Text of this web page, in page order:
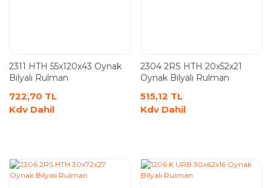
2311 HTH 55x120x43 Oynak
Bilyalı Rulman
722,70 TL
Kdv Dahil
2304 2RS HTH 20x52x21
Oynak Bilyalı Rulman
515,12 TL
Kdv Dahil